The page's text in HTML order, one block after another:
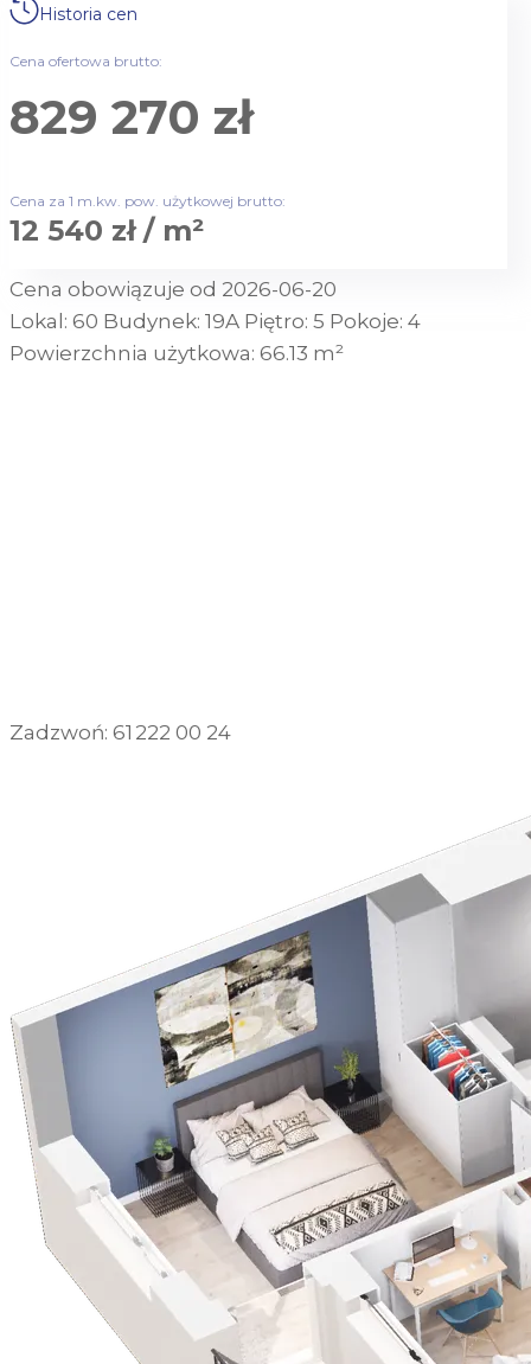
Historia cen
Cena ofertowa brutto:
829 270 zł
Cena za 1 m.kw. pow. użytkowej brutto:
12 540 zł / m²
Cena obowiązuje od 2026-06-20
Lokal: 60 Budynek: 19A Piętro: 5 Pokoje: 4
Powierzchnia użytkowa: 66.13 m²
Zadzwoń: 61 222 00 24